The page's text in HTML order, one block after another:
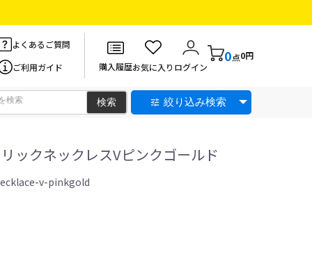
よくあるご質問
ご利用ガイド
購入履歴お気に入りログイン
0点0円
絞り込み検索
ックネックレスVピンクゴールド
v-pinkgold